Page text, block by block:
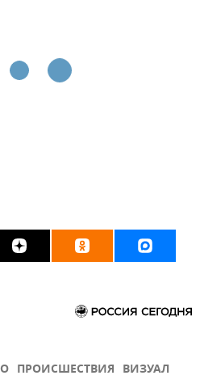
ПРОИСШЕСТВИЯ ВИЗУАЛ